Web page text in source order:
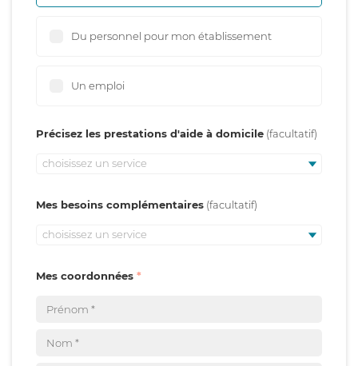
Du personnel pour mon établissement
Un emploi
Précisez les prestations d'aide à domicile
choisissez un service
Mes besoins complémentaires
choisissez un service
Mes coordonnées